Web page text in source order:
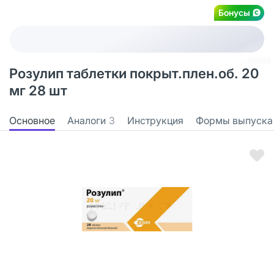
Бонусы
Розулип таблетки покрыт.плен.об. 20
мг 28 шт
Основное Аналоги 3 Инструкция Формы выпуска